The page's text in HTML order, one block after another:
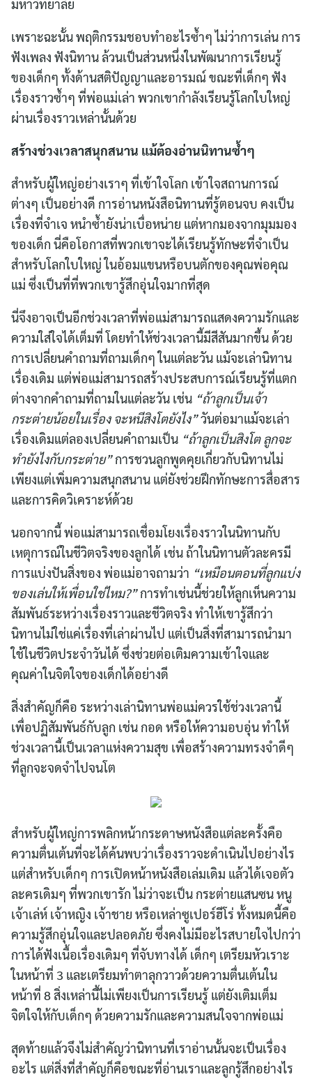
Search
มหาวิทยาลัย
เพราะฉะนั้น พฤติกรรมชอบทำอะไรซ้ำๆ ไม่ว่าการเล่น การ
ฟังเพลง ฟังนิทาน ล้วนเป็นส่วนหนึ่งในพัฒนาการเรียนรู้
ของเด็กๆ ทั้งด้านสติปัญญาและอารมณ์ ขณะที่เด็กๆ ฟัง
เรื่องราวซ้ำๆ ที่พ่อแม่เล่า พวกเขากำลังเรียนรู้โลกใบใหญ่
ผ่านเรื่องราวเหล่านั้นด้วย
สร้างช่วงเวลาสนุกสนาน แม้ต้องอ่านนิทานซ้ำๆ
สำหรับผู้ใหญ่อย่างเราๆ ที่เข้าใจโลก เข้าใจสถานการณ์
ต่างๆ เป็นอย่างดี การอ่านหนังสือนิทานที่รู้ตอนจบ คงเป็น
เรื่องที่จำเจ หนำซ้ำยังน่าเบื่อหน่าย แต่หากมองจากมุมมอง
ของเด็ก นี่คือโอกาสที่พวกเขาจะได้เรียนรู้ทักษะที่จำเป็น
สำหรับโลกใบใหญ่ ในอ้อมแขนหรือบนตักของคุณพ่อคุณ
แม่ ซึ่งเป็นที่ที่พวกเขารู้สึกอุ่นใจมากที่สุด
นี่จึงอาจเป็นอีกช่วงเวลาที่พ่อแม่สามารถแสดงความรักและ
ความใส่ใจได้เต็มที่ โดยทำให้ช่วงเวลานี้มีสีสันมากขึ้น ด้วย
การเปลี่ยนคำถามที่ถามเด็กๆ ในแต่ละวัน แม้จะเล่านิทาน
เรื่องเดิม แต่พ่อแม่สามารถสร้างประสบการณ์เรียนรู้ที่แตก
ต่างจากคำถามที่ถามในแต่ละวัน เช่น “ถ้าลูกเป็นเจ้า
กระต่ายน้อยในเรื่อง จะหนีสิงโตยังไง”วันต่อมาแม้จะเล่า
เรื่องเดิมแต่ลองเปลี่ยนคำถามเป็น “ถ้าลูกเป็นสิงโต ลูกจะ
ทำยังไงกับกระต่าย”การชวนลูกพูดคุยเกี่ยวกับนิทานไม่
เพียงแต่เพิ่มความสนุกสนาน แต่ยังช่วยฝึกทักษะการสื่อสาร
และการคิดวิเคราะห์ด้วย
นอกจากนี้ พ่อแม่สามารถเชื่อมโยงเรื่องราวในนิทานกับ
เหตุการณ์ในชีวิตจริงของลูกได้ เช่น ถ้าในนิทานตัวละครมี
การแบ่งปันสิ่งของ พ่อแม่อาจถามว่า “เหมือนตอนที่ลูกแบ่ง
ของเล่นให้เพื่อนใช่ไหม?”การทำเช่นนี้ช่วยให้ลูกเห็นความ
สัมพันธ์ระหว่างเรื่องราวและชีวิตจริง ทำให้เขารู้สึกว่า
นิทานไม่ใช่แค่เรื่องที่เล่าผ่านไป แต่เป็นสิ่งที่สามารถนำมา
ใช้ในชีวิตประจำวันได้ ซึ่งช่วยต่อเติมความเข้าใจและ
คุณค่าในจิตใจของเด็กได้อย่างดี
สิ่งสำคัญก็คือ ระหว่างเล่านิทานพ่อแม่ควรใช้ช่วงเวลานี้
เพื่อปฏิสัมพันธ์กับลูก เช่น กอด หรือให้ความอบอุ่น ทำให้
ช่วงเวลานี้เป็นเวลาแห่งความสุข เพื่อสร้างความทรงจำดีๆ
ที่ลูกจะจดจำไปจนโต
สำหรับผู้ใหญ่การพลิกหน้ากระดาษหนังสือแต่ละครั้งคือ
ความตื่นเต้นที่จะได้ค้นพบว่าเรื่องราวจะดำเนินไปอย่างไร
แต่สำหรับเด็กๆ การเปิดหน้าหนังสือเล่มเดิม แล้วได้เจอตัว
ละครเดิมๆ ที่พวกเขารัก ไม่ว่าจะเป็น กระต่ายแสนซน หนู
เจ้าเล่ห์ เจ้าหญิง เจ้าชาย หรือเหล่าซูเปอร์ฮีโร่ ทั้งหมดนี้คือ
ความรู้สึกอุ่นใจและปลอดภัย ซึ่งคงไม่มีอะไรสบายใจไปกว่า
การได้ฟังเนื้อเรื่องเดิมๆ ที่จับทางได้ เด็กๆ เตรียมหัวเราะ
ในหน้าที่ 3 และเตรียมทำตาลุกวาวด้วยความตื่นเต้นใน
หน้าที่ 8 สิ่งเหล่านี้ไม่เพียงเป็นการเรียนรู้ แต่ยังเติมเต็ม
จิตใจให้กับเด็กๆ ด้วยความรักและความสนใจจากพ่อแม่
สุดท้ายแล้วจึงไม่สำคัญว่านิทานที่เราอ่านนั้นจะเป็นเรื่อง
อะไร แต่สิ่งที่สำคัญก็คือขณะที่อ่านเราและลูกรู้สึกอย่างไร